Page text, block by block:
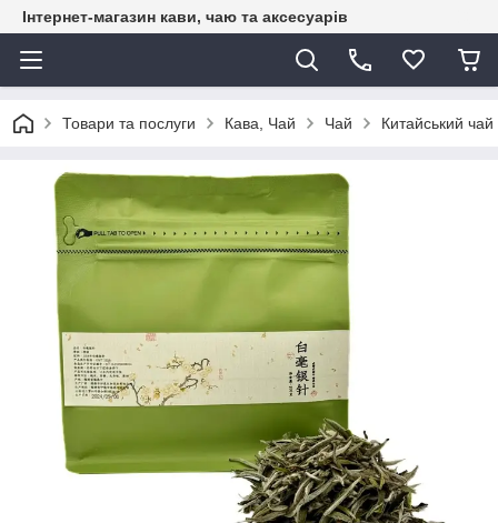
Інтернет-магазин кави, чаю та аксесуарів
Товари та послуги Кава, Чай Чай Китайський чай